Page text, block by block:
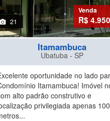
21
Venda
R$
Itamambuca
Ubatuba - SP
oportunidade no lado
Itamambuca! Imóvel
alto padrão construtivo e
privilegiada apenas 100